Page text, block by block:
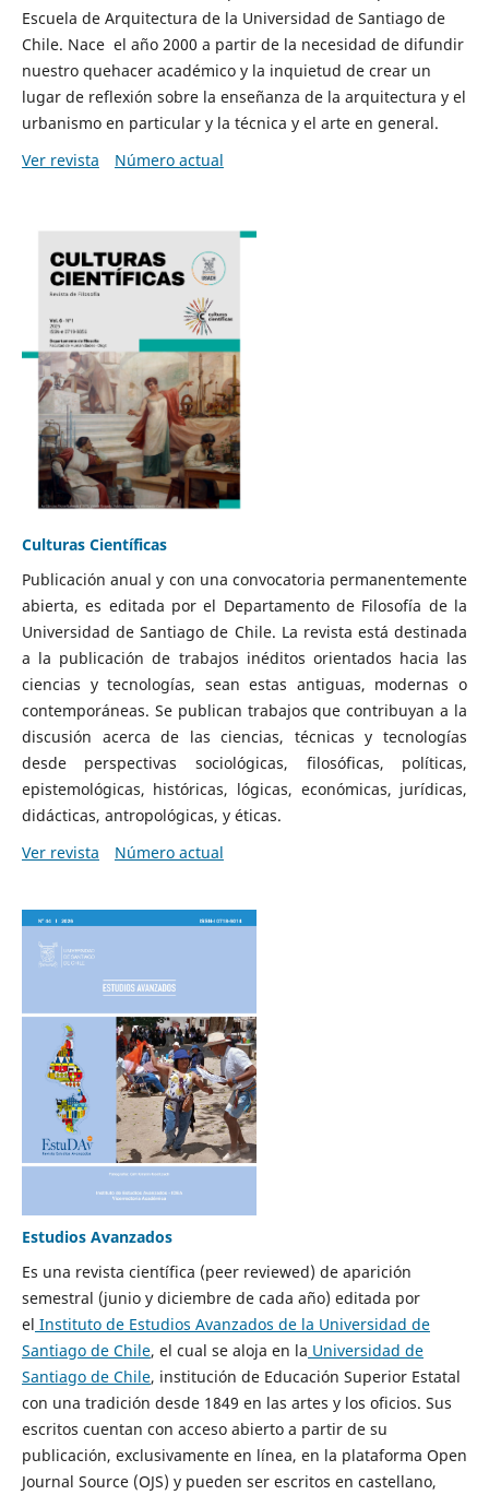
Escuela de Arquitectura de la Universidad de Santiago de
Chile. Nace el año 2000 a partir de la necesidad de difundir
nuestro quehacer académico y la inquietud de crear un
lugar de reflexión sobre la enseñanza de la arquitectura y el
urbanismo en particular y la técnica y el arte en general.
Ver revista
Número actual
Culturas Científicas
Publicación anual y con una convocatoria permanentemente
abierta, es editada por el Departamento de Filosofía de la
Universidad de Santiago de Chile. La revista está destinada
a la publicación de trabajos inéditos orientados hacia las
ciencias y tecnologías, sean estas antiguas, modernas o
contemporáneas. Se publican trabajos que contribuyan a la
discusión acerca de las ciencias, técnicas y tecnologías
desde perspectivas sociológicas, filosóficas, políticas,
epistemológicas, históricas, lógicas, económicas, jurídicas,
didácticas, antropológicas, y éticas.
Ver revista
Número actual
Estudios Avanzados
Es una revista científica (peer reviewed) de aparición
semestral (junio y diciembre de cada año) editada por
el Instituto de Estudios Avanzados de la Universidad de
Santiago de Chile, el cual se aloja en la Universidad de
Santiago de Chile, institución de Educación Superior Estatal
con una tradición desde 1849 en las artes y los oficios. Sus
escritos cuentan con acceso abierto a partir de su
publicación, exclusivamente en línea, en la plataforma Open
Journal Source (OJS) y pueden ser escritos en castellano,